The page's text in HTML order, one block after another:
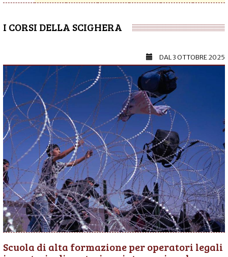
I CORSI DELLA SCIGHERA
DAL3 OTTOBRE 2025
Scuola di alta formazione per operatori legali